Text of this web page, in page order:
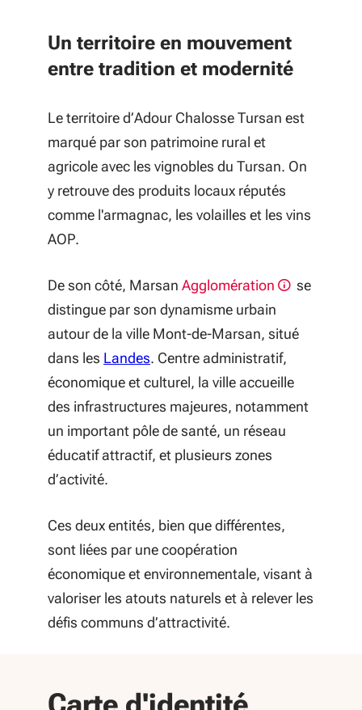
Un territoire en mouvement
entre tradition et modernité
Le territoire d’Adour Chalosse Tursan est
marqué par son patrimoine rural et
agricole avec les vignobles du Tursan. On
y retrouve des produits locaux réputés
comme l'armagnac, les volailles et les vins
AOP.
De son côté, Marsan Agglomération
se
distingue par son dynamisme urbain
autour de la ville Mont-de-Marsan, situé
dans les Landes. Centre administratif,
économique et culturel, la ville accueille
des infrastructures majeures, notamment
un important pôle de santé, un réseau
éducatif attractif, et plusieurs zones
d’activité.
Ces deux entités, bien que différentes,
sont liées par une coopération
économique et environnementale, visant à
valoriser les atouts naturels et à relever les
défis communs d’attractivité.